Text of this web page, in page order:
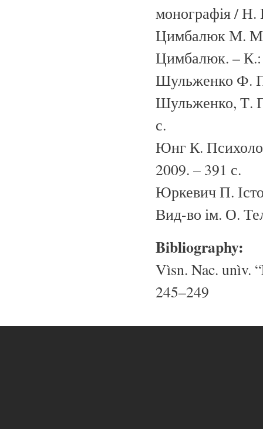
монографія / Н.
Цимбалюк М. М.
Цимбалюк. – К.:
Шульженко Ф. П.
Шульженко, Т.
с.
Юнг К.
2009. – 391 с.
Юркевич П.
Вид-во ім. О.
Bibliography:
Vìsn. Nac. unìv.
245–249